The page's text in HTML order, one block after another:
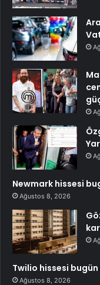
Newmark hissesi
Ağustos 8, 2026
Twilio hissesi
Ağustos 8, 2026